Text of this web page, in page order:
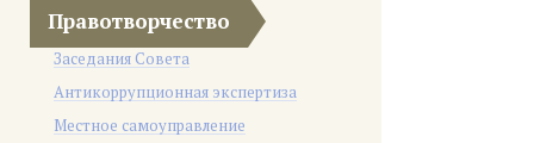
Правотворчество
Заседания Совета
Антикоррупционная экспертиза
Местное самоуправление